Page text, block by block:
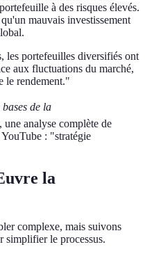
à des risques élevés.
mauvais investissement
les portefeuilles diversifiés ont
aux fluctuations du marché,
le rendement."
bases de la
, une analyse complète de
: "stratégie
la
complexe, mais suivons
simplifier le processus.